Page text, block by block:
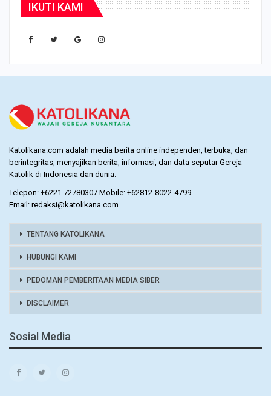
IKUTI KAMI
Katolikana.com adalah media berita online independen, terbuka, dan
berintegritas, menyajikan berita, informasi, dan data seputar Gereja
Katolik di Indonesia dan dunia.
Telepon: +6221 72780307 Mobile: +62812-8022-4799
Email: redaksi@katolikana.com
TENTANG KATOLIKANA
HUBUNGI KAMI
PEDOMAN PEMBERITAAN MEDIA SIBER
DISCLAIMER
Sosial Media